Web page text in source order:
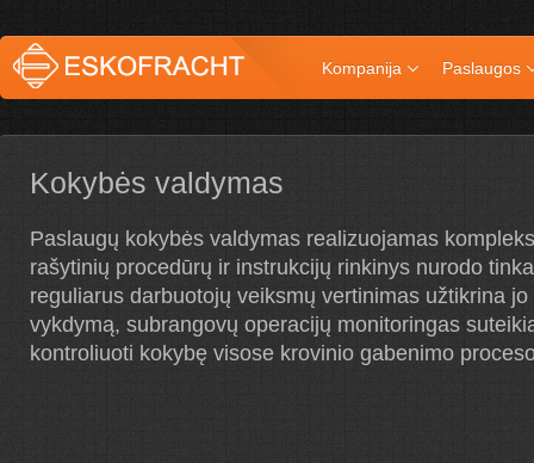
Kompanija Paslaugos
Kokybės valdymas
Paslaugų kokybės valdymas realizuojamas
rašytinių procedūrų ir instrukcijų rinkinys nurodo
reguliarus darbuotojų veiksmų vertinimas užtikrina
vykdymą, subrangovų operacijų monitoringas
kontroliuoti kokybę visose krovinio gabenimo